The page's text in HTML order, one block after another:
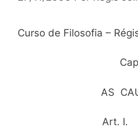
Curso de Filosofia –
AS
Art. I.